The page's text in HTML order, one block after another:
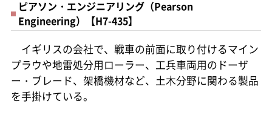
ピアソン・エンジニアリング（Pearson
Engineering）【H7-435】
イギリスの会社で、戦車の前面に取り付けるマイン
プラウや地雷処分用ローラー、工兵車両用のドーザ
ー・ブレード、架橋機材など、土木分野に関わる製品
を手掛けている。